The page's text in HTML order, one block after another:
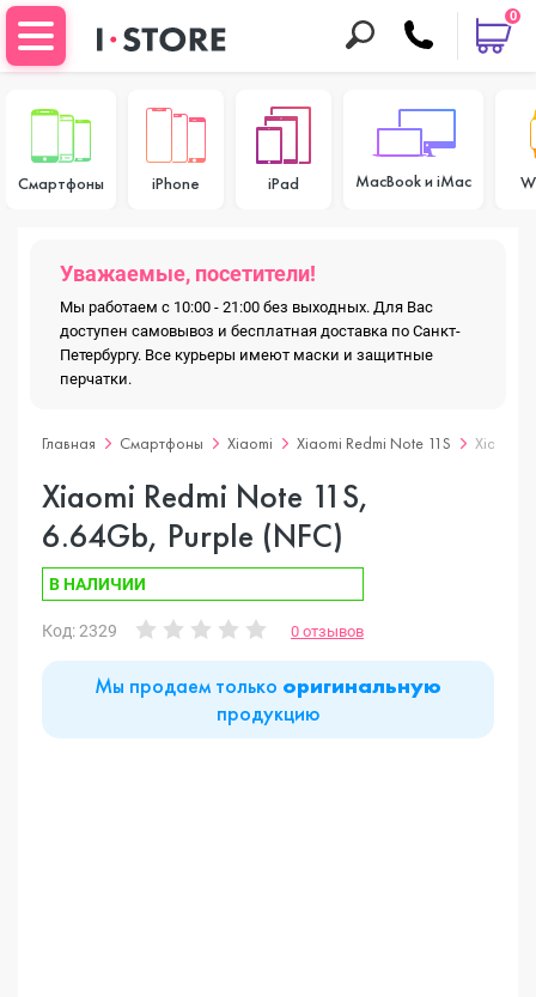
0
Смартфоны iPhone iPad MacBook и iMac
Уважаемые, посетители!
Мы работаем с 10:00 - 21:00 без выходных. Для Вас
доступен самовывоз и бесплатная доставка по Санкт-
Петербургу. Все курьеры имеют маски и защитные
перчатки.
Главная Смартфоны Xiaomi Xiaomi Redmi Note 11S Xiaomi
Xiaomi Redmi Note 11S,
6.64Gb, Purple (NFC)
В НАЛИЧИИ
Код: 2329 0 отзывов
Мы продаем только оригинальную
продукцию